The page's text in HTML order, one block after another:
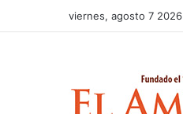
viernes, agosto 7 2026